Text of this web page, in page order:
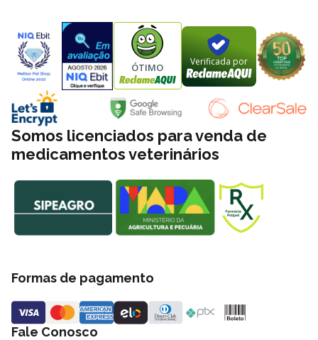
ÓTIMO Verificada por
Somos licenciados para venda de
medicamentos veterinários
Formas de pagamento
Fale Conosco